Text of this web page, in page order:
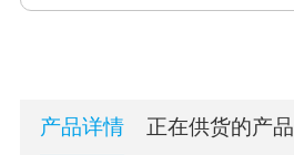
产品详情 正在供货的产品